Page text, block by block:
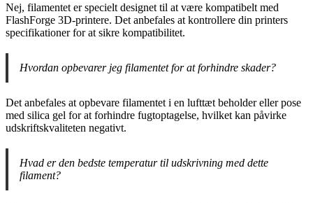
Nej, filamentet er specielt designet til at være kompatibelt med
FlashForge 3D-printere. Det anbefales at kontrollere din printers
specifikationer for at sikre kompatibilitet.
Hvordan opbevarer jeg filamentet for at forhindre skader?
Det anbefales at opbevare filamentet i en lufttæt beholder eller pose
med silica gel for at forhindre fugtoptagelse, hvilket kan påvirke
udskriftskvaliteten negativt.
Hvad er den bedste temperatur til udskrivning med dette
filament?